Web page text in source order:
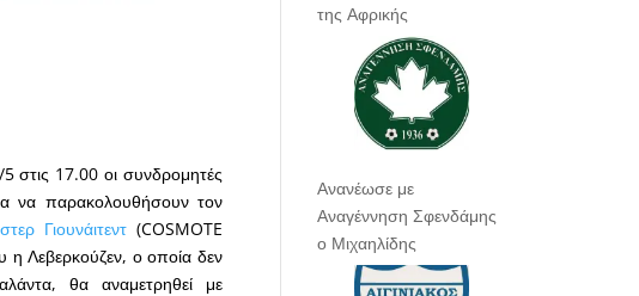
στις 17.00 οι συνδρομητές
να παρακολουθήσουν τον
Γιουνάιτεντ (COSMOTE
η Λεβερκούζεν, ο οποία δεν
θα αναμετρηθεί με
της Αφρικής
Ανανέωσε με
Αναγέννηση Σφενδάμης
ο Μιχαηλίδης